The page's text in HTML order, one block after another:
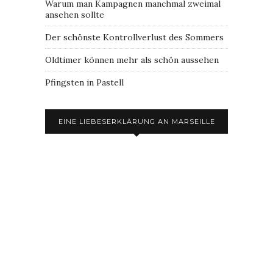
Warum man Kampagnen manchmal zweimal
ansehen sollte
Der schönste Kontrollverlust des Sommers
Oldtimer können mehr als schön aussehen
Pfingsten in Pastell
EINE LIEBESERKLÄRUNG AN MARSEILLE